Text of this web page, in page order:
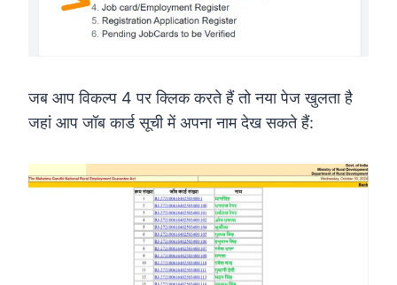
जब आप विकल्प 4 पर क्लिक करते हैं तो नया पेज खुलता है
जहां आप जॉब कार्ड सूची में अपना नाम देख सकते हैं: